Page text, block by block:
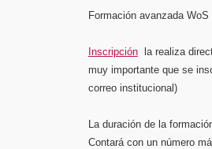
Formación avanzada WoS
Inscripciónla realiza
muy importante que se
correo institucional)
La duración de la
Contará con un número